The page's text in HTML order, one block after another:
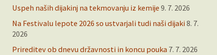
Uspeh naših dijakinj na tekmovanju iz kemije 9. 7. 2026
Na Festivalu lepote 2026 so ustvarjali tudi naši dijaki 8. 7.
2026
Prireditev ob dnevu državnosti in koncu pouka 7. 7. 2026